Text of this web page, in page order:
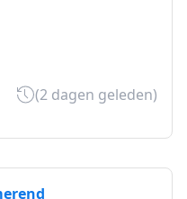
(2 dagen geleden)